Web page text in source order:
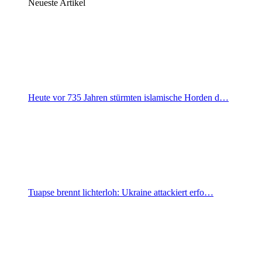
Neueste Artikel
Heute vor 735 Jahren stürmten islamische Horden d…
Tuapse brennt lichterloh: Ukraine attackiert erfo…